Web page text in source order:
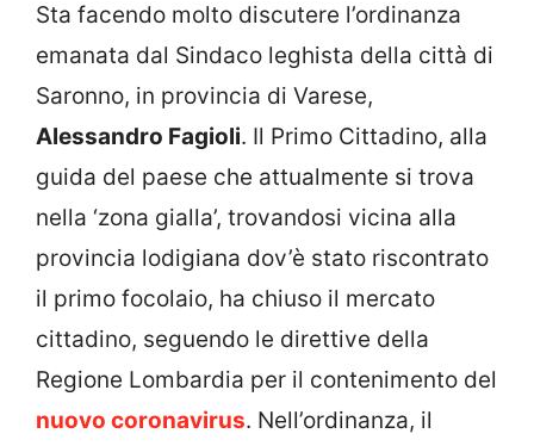
Sta facendo molto discutere l’ordinanza
emanata dal Sindaco leghista della città di
Saronno, in provincia di Varese,
Alessandro Fagioli. Il Primo Cittadino, alla
guida del paese che attualmente si trova
nella ‘zona gialla’, trovandosi vicina alla
provincia lodigiana dov’è stato riscontrato
il primo focolaio, ha chiuso il mercato
cittadino, seguendo le direttive della
Regione Lombardia per il contenimento del
nuovo coronavirus. Nell’ordinanza, il